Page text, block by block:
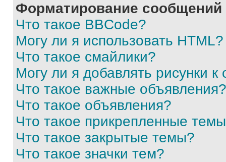
Форматирование
Что такое BBCode?
Могу ли я использовать HTML?
Что такое смайлики?
Могу ли я добавлять рисунки
Что такое важные объявления?
Что такое объявления?
Что такое прикрепленные
Что такое закрытые темы?
Что такое значки тем?